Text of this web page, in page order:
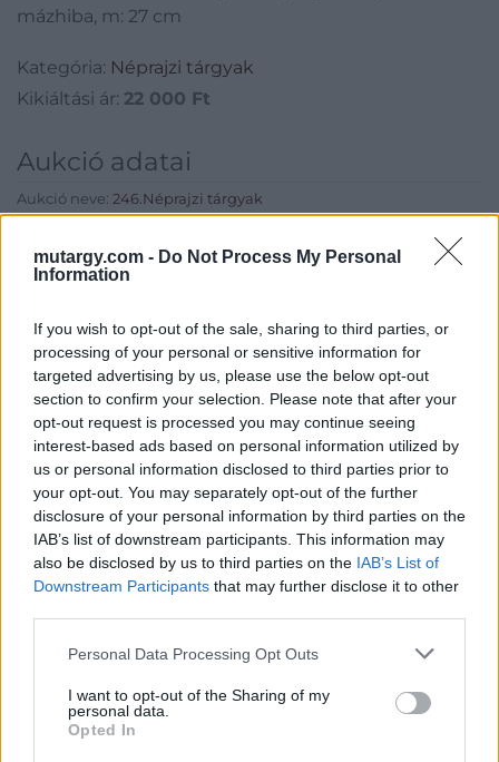
mutargy.com - Do Not Process My Personal
Information
If you wish to opt-out of the sale, sharing to third parties, or
processing of your personal or sensitive information for
targeted advertising by us, please use the below opt-out
section to confirm your selection. Please note that after your
opt-out request is processed you may continue seeing
interest-based ads based on personal information utilized by
us or personal information disclosed to third parties prior to
your opt-out. You may separately opt-out of the further
disclosure of your personal information by third parties on the
IAB’s list of downstream participants. This information may
also be disclosed by us to third parties on the IAB’s List of
Downstream Participants that may further disclose it to other
Personal Data Processing Opt Outs
I want to opt-out of the Sharing of my
personal data.
Opted In
mázhiba, m: 27 cm
Kategória: Néprajzi tárgyak
Kikiáltási ár: 22 000 Ft
Aukció adatai
Aukció neve: 246.Néprajzi tárgyak
Aukció ideje: 17:00
Tételszám: 548
Eladó adatai
Eladó:Nagyházi Galéria és
Aukciósház
Cím: Müller Márta
Nagyházi Galéria és Aukciósház
Kft.
1055 Budapest, Balaton utca 8.
4756005
Weboldal:
Bemutatkozás: Magas színvonalú festmények és műtárgyak,
bútorok, szőnyegek, üveg, porcelán és ezüst tárgyak, ékszerek,